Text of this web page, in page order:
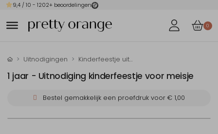
9,4 / 10 - 1202+ beoordelingen
0
Uitnodigingen Kinderfeestje uitnodigingen
1 jaar - Uitnodiging kinderfeestje voor meisje
Bestel gemakkelijk een proefdruk voor € 1,00